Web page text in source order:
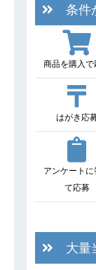
条件
商品を購入で
はがき応
アンケートに
て応募
大量